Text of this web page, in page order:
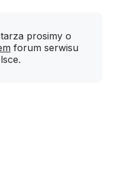
prosimy o
forum serwisu